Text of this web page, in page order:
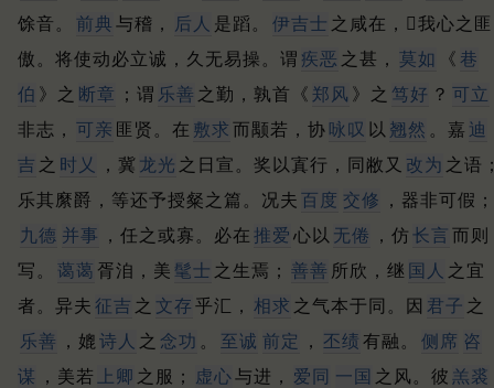
馀音。
前典 与稽， 后人 是蹈。 伊吉士 之咸在，𢥠我心之匪
傲。 将使动必立诚，久无易操。 谓 疾恶 之甚， 莫如 《 巷
伯 》之 断章 ； 谓 乐善 之勤，孰首《 郑风 》之 笃好 ？ 可立
非志， 可亲 匪贤。 在 敷求 而颙若，协 咏叹 以 翘然 。 嘉 迪
吉 之 时乂 ，冀 龙光 之日宣。 奖以寘行，同敝又 改为 之语
乐其縻爵，等还予授粲之篇。 况夫 百度 交修
，器非可假；
九德 并事 ，任之或寡。 必在 推爱 心以 无倦 ，仿 长言 而则
写。
蔼蔼 胥洎，美 髦士 之生焉； 善善 所欣，继 国人 之宜
者。 异夫 征吉 之 文存 乎汇， 相求 之气本于同。 因 君子 之
乐善
，媲 诗人 之 念功 。 至诚 前定 ， 丕绩 有融。 侧席 咨
谋
，美若 上卿 之服； 虚心与进， 爱同 一国 之风。 彼 羔裘